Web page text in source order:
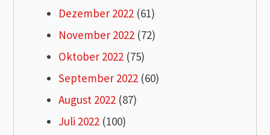
Dezember 2022 (61)
November 2022 (72)
Oktober 2022 (75)
September 2022 (60)
August 2022 (87)
Juli 2022 (100)